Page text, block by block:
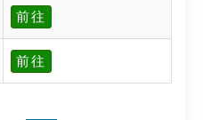
前往
前往